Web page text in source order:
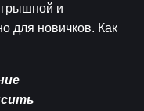
и
для новичков. Как